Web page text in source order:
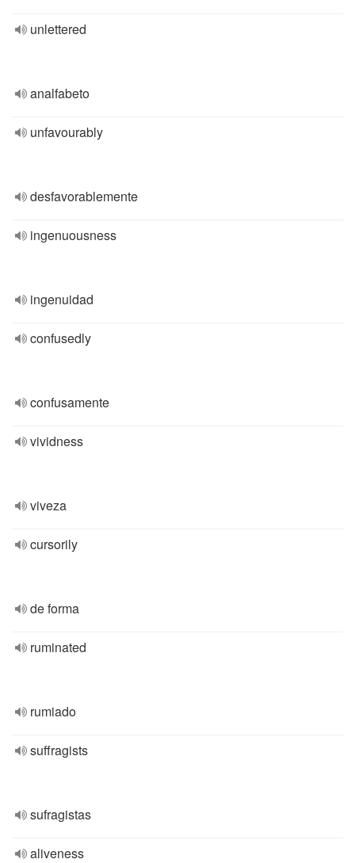
unlettered
analfabeto
unfavourably
desfavorablemente
ingenuousness
ingenuidad
confusedly
confusamente
vividness
viveza
cursorily
de forma
ruminated
rumiado
suffragists
sufragistas
aliveness